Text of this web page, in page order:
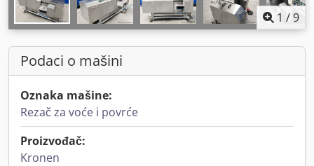
1 /9
Podaci o mašini
Oznaka mašine:
Rezač za voće i povrće
Proizvođač:
Kronen